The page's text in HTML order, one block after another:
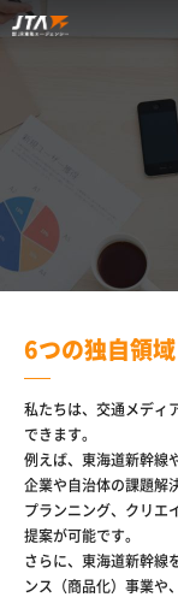
6つの独自領域
私たちは、交通メディ
できます。
例えば、東海道新幹線
企業や自治体の課題解
プランニング、クリエ
提案が可能です。
さらに、東海道新幹線
ンス（商品化）事業や